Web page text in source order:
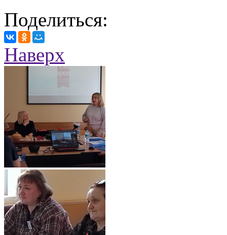
Поделиться:
Наверх